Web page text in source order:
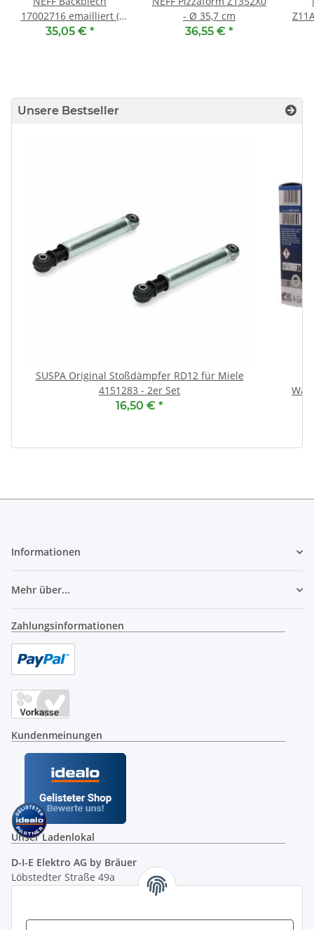
17002716 emailliert (
455 x 375 x 30 mm )
35,05 € *
- Ø 35,7 cm
36,55 € *
Unsere Bestseller
SUSPA Original Stoßdämpfer RD12 für Miele
4151283 - 2er Set
16,50 € *
Informationen
Mehr über...
Zahlungsinformationen
Kundenmeinungen
Unser Ladenlokal
D-I-E Elektro AG by Bräuer
Löbstedter Straße 49a
( siehe Google-Maps )
Öffnungszeiten: